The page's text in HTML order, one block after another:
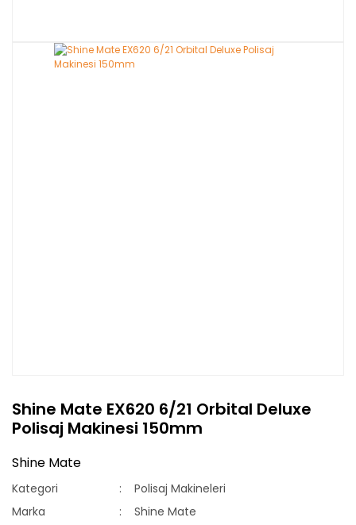
Shine Mate EX620 6/21 Orbital Deluxe
Polisaj Makinesi 150mm
Shine Mate
Kategori
Polisaj Makineleri
Marka
Shine Mate